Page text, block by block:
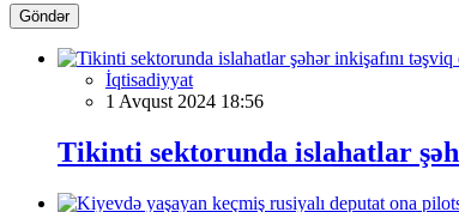
Göndər
İqtisadiyyat
1 Avqust 2024 18:56
Tikinti sektorunda islahatlar